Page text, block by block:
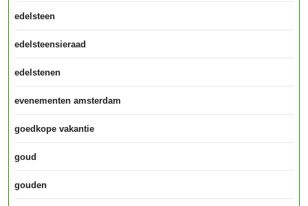
edelsteen
edelsteensieraad
edelstenen
evenementen amsterdam
goedkope vakantie
goud
gouden